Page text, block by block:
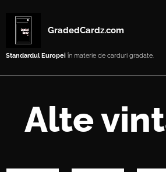
GradedCardz.com
Standardul Europei în materie de carduri gradate.
Alte